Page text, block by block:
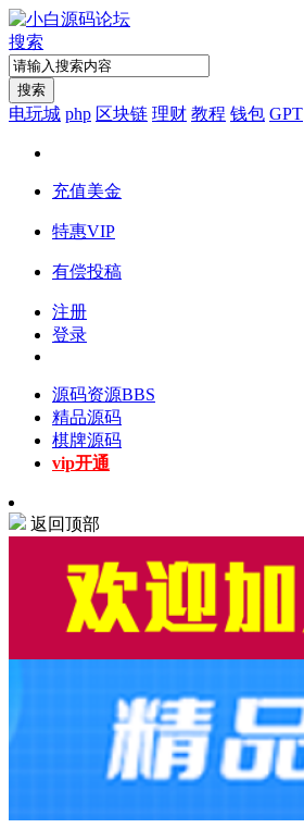
搜索
搜索
电玩城 php 区块链 理财 教程 钱包 GPT
充值美金
特惠VIP
有偿投稿
注册
登录
源码资源BBS
精品源码
棋牌源码
vip开通
返回顶部